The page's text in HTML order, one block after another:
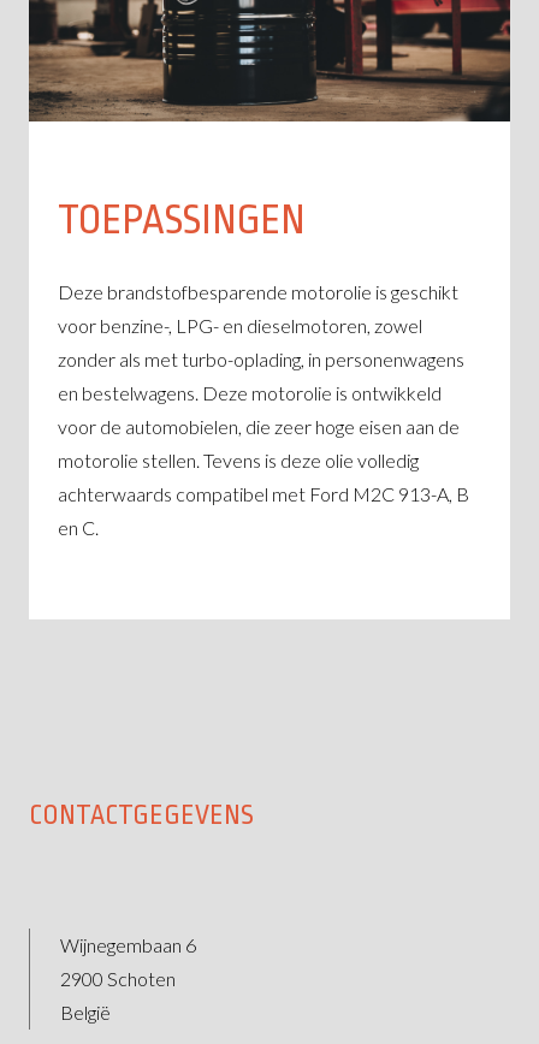
TOEPASSINGEN
Deze brandstofbesparende motorolie is geschikt
voor benzine-, LPG- en dieselmotoren, zowel
zonder als met turbo-oplading, in personenwagens
en bestelwagens. Deze motorolie is ontwikkeld
voor de automobielen, die zeer hoge eisen aan de
motorolie stellen. Tevens is deze olie volledig
achterwaards compatibel met Ford M2C 913-A, B
en C.
CONTACTGEGEVENS
Wijnegembaan 6
2900 Schoten
België